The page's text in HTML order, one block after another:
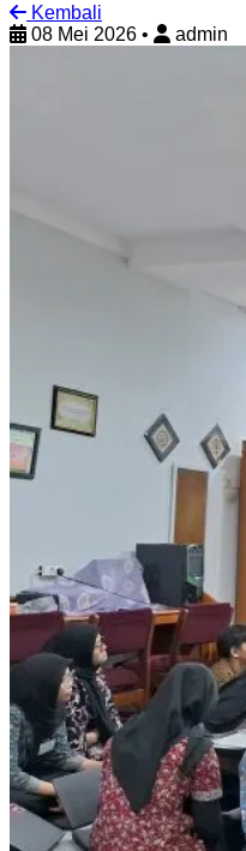
Kembali
08 Mei 2026 • admin